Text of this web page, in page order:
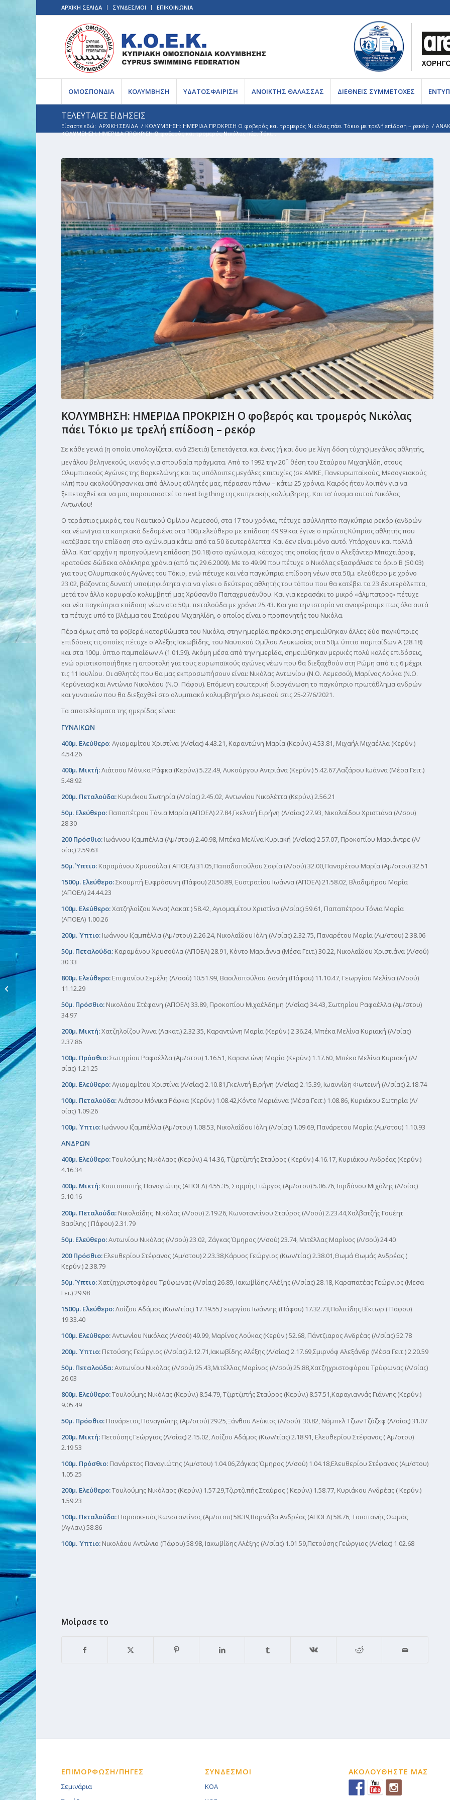
ΑΡΧΙΚΗ ΣΕΛΙΔΑ ΣΥΝΔΕΣΜΟΙ ΕΠΙΚΟΙΝΩΝΙΑ
ΟΜΟΣΠΟΝΔΙΑ ΚΟΛΥΜΒΗΣΗ ΥΔΑΤΟΣΦΑΙΡΙΣΗ ΑΝΟΙΚΤΗΣ ΘΑΛΑΣΣΑΣ ΔΙΕΘΝΕΙΣ ΣΥΜΜΕΤΟΧΕΣ
ΤΕΛΕΥΤΑΙΕΣ ΕΙΔΗΣΕΙΣ
Είσαστε εδώ: ΑΡΧΙΚΗ ΣΕΛΙΔΑ / ΚΟΛΥΜΒΗΣΗ: ΗΜΕΡΙΔΑ ΠΡΟΚΡΙΣΗ Ο φοβερός και τρομερός Νικόλας πάει Τόκιο με τρελή επίδοση – ρεκόρ /
ΚΟΛΥΜΒΗΣΗ: ΗΜΕΡΙΔΑ ΠΡΟΚΡΙΣΗ Ο φοβερός και τρομερός Νικόλας πάει Τόκι...
ΚΟΛΥΜΒΗΣΗ: ΗΜΕΡΙΔΑ ΠΡΟΚΡΙΣΗ Ο φοβερός και τρομερός Νικόλας
πάει Τόκιο με τρελή επίδοση – ρεκόρ
Σε κάθε γενιά (η οποία υπολογίζεται ανά 25ετιά) ξεπετάγεται και ένας (ή και δυο με λίγη δόση τύχης) μεγάλος αθλητής,
μεγάλου βεληνεκούς, ικανός για σπουδαία πράγματα. Από το 1992 την 20η θέση του Σταύρου Μιχαηλίδη, στους
Ολυμπιακούς Αγώνες της Βαρκελώνης και τις υπόλοιπες μεγάλες επιτυχίες (σε ΑΜΚΕ, Πανευρωπαϊκούς, Μεσογειακούς
κλπ) που ακολούθησαν και από άλλους αθλητές μας, πέρασαν πάνω – κάτω 25 χρόνια. Καιρός ήταν λοιπόν για να
ξεπεταχθεί και να μας παρουσιαστεί το next big thing της κυπριακής κολύμβησης. Και τα’ όνομα αυτού Νικόλας
Αντωνίου!
Ο τεράστιος μικρός, του Ναυτικού Ομίλου Λεμεσού, στα 17 του χρόνια, πέτυχε ασύλληπτο παγκύπριο ρεκόρ (ανδρών
και νέων) για τα κυπριακά δεδομένα στα 100μ.ελεύθερο με επίδοση 49.99 και έγινε ο πρώτος Κύπριος αθλητής που
κατέβασε την επίδοση στο αγώνισμα κάτω από τα 50 δευτερόλεπτα! Και δεν είναι μόνο αυτό. Υπάρχουν και πολλά
άλλα. Κατ’ αρχήν η προηγούμενη επίδοση (50.18) στο αγώνισμα, κάτοχος της οποίας ήταν ο Αλεξάντερ Μπαχτιάροφ,
κρατούσε δώδεκα ολόκληρα χρόνια (από τις 29.6.2009). Με το 49.99 που πέτυχε ο Νικόλας εξασφάλισε το όριο Β (50.03)
για τους Ολυμπιακούς Αγώνες του Τόκιο, ενώ πέτυχε και νέα παγκύπρια επίδοση νέων στα 50μ. ελεύθερο με χρόνο
23.02, βάζοντας δυνατή υποψηφιότητα για να γίνει ο δεύτερος αθλητής του τόπου που θα κατέβει τα 23 δευτερόλεπτα,
μετά τον άλλο κορυφαίο κολυμβητή μας Χρύσανθο Παπαχρυσάνθου. Και για κερασάκι το μικρό «άλμπατρος» πέτυχε
και νέα παγκύπρια επίδοση νέων στα 50μ. πεταλούδα με χρόνο 25.43. Και για την ιστορία να αναφέρουμε πως όλα αυτά
τα πέτυχε υπό το βλέμμα του Σταύρου Μιχαηλίδη, ο οποίος είναι ο προπονητής του Νικόλα.
Πέρα όμως από τα φοβερά κατορθώματα του Νικόλα, στην ημερίδα πρόκρισης σημειώθηκαν άλλες δύο παγκύπριες
επιδόσεις τις οποίες πέτυχε ο Αλέξης Ιακωβίδης, του Ναυτικού Ομίλου Λευκωσίας στα 50μ. ύπτιο παμπαίδων Α (28.18)
και στα 100μ. ύπτιο παμπαίδων Α (1.01.59). Ακόμη μέσα από την ημερίδα, σημειώθηκαν μερικές πολύ καλές επιδόσεις,
ενώ οριστικοποιήθηκε η αποστολή για τους ευρωπαϊκούς αγώνες νέων που θα διεξαχθούν στη Ρώμη από τις 6 μέχρι
τις 11 Ιουλίου. Οι αθλητές που θα μας εκπροσωπήσουν είναι: Νικόλας Αντωνίου (Ν.Ο. Λεμεσού), Μαρίνος Λούκα (Ν.Ο.
Κερύνειας) και Αντώνιο Νικολάου (Ν.Ο. Πάφου). Επόμενη εσωτερική διοργάνωση το παγκύπριο πρωτάθλημα ανδρών
και γυναικών που θα διεξαχθεί στο ολυμπιακό κολυμβητήριο Λεμεσού στις 25-27/6/2021.
Τα αποτελέσματα της ημερίδας είναι:
ΓΥΝΑΙΚΩΝ
400μ. Ελεύθερο: Αγιομαμίτου Χριστίνα (Λ/σίας) 4.43.21, Καραντώνη Μαρία (Κερύν.) 4.53.81, Μιχαήλ Μιχαέλλα (Κερύν.)
4.54.26
400μ. Μικτή:Λιάτσου Μόνικα Ράφκα (Κερύν.) 5.22.49, Λυκούργου Αντριάνα (Κερύν.) 5.42.67,Λαζάρου Ιωάννα (Μέσα Γειτ.)
5.48.92
200μ. Πεταλούδα: Κυριάκου Σωτηρία (Λ/σίας) 2.45.02, Αντωνίου Νικολέττα (Κερύν.) 2.56.21
50μ. Ελεύθερο: Παπαπέτρου Τόνια Μαρία (ΑΠΟΕΛ) 27.84,Γκελντή Ειρήνη (Λ/σίας) 27.93, Νικολαΐδου Χριστιάνα (Λ/σου)
28.30
200 Πρόσθιο: Ιωάννου Ιζαμπέλλα (Αμ/στου) 2.40.98, Μπέκα Μελίνα Κυριακή (Λ/σίας) 2.57.07, Προκοπίου Μαριάντρε (Λ/
σίας) 2.59.63
50μ. Ύπτιο: Καραμάνου Χρυσούλα ( ΑΠΟΕΛ) 31.05,Παπαδοπούλου Σοφία (Λ/σού) 32.00,Παναρέτου Μαρία (Αμ/στου) 32.51
1500μ. Ελεύθερο:Σκουμπή Ευφρόσυνη (Πάφου) 20.50.89, Ευστρατίου Ιωάννα (ΑΠΟΕΛ) 21.58.02, Βλαδιμήρου Μαρία
(ΑΠΟΕΛ) 24.44.23
100μ. Ελεύθερο:Χατζηλοίζου Άννα( Λακατ.) 58.42, Αγιομαμίτου Χριστίνα (Λ/σίας) 59.61, Παπαπέτρου Τόνια Μαρία
(ΑΠΟΕΛ) 1.00.26
200μ. Ύπτιο: Ιωάννου Ιζαμπέλλα (Αμ/στου) 2.26.24, Νικολαΐδου Ιόλη (Λ/σίας) 2.32.75, Παναρέτου Μαρία (Αμ/στου) 2.38.06
50μ. Πεταλούδα: Καραμάνου Χρυσούλα (ΑΠΟΕΛ) 28.91, Κόντο Μαριάννα (Μέσα Γειτ.) 30.22, Νικολαΐδου Χριστιάνα (Λ/σού)
30.33
800μ. Ελεύθερο: Επιφανίου Σεμέλη (Λ/σού) 10.51.99, Βασιλοπούλου Δανάη (Πάφου) 11.10.47, Γεωργίου Μελίνα (Λ/σού)
11.12.29
50μ. Πρόσθιο: Νικολάου Στέφανη (ΑΠΟΕΛ) 33.89, Προκοπίου Μιχαέλδημη (Λ/σίας) 34.43, Σωτηρίου Ραφαέλλα (Αμ/στου)
34.97
200μ. Μικτή:Χατζηλοίζου Άννα (Λακατ.) 2.32.35, Καραντώνη Μαρία (Κερύν.) 2.36.24, Μπέκα Μελίνα Κυριακή (Λ/σίας)
2.37.86
100μ. Πρόσθιο:Σωτηρίου Ραφαέλλα (Αμ/στου) 1.16.51, Καραντώνη Μαρία (Κερύν.) 1.17.60, Μπέκα Μελίνα Κυριακή (Λ/
σίας) 1.21.25
200μ. Ελεύθερο:Αγιομαμίτου Χριστίνα (Λ/σίας) 2.10.81,Γκελντή Ειρήνη (Λ/σίας) 2.15.39, Ιωαννίδη Φωτεινή (Λ/σίας) 2.18.74
100μ. Πεταλούδα:Λιάτσου Μόνικα Ράφκα (Κερύν.) 1.08.42,Κόντο Μαριάννα (Μέσα Γειτ.) 1.08.86, Κυριάκου Σωτηρία (Λ/
σίας) 1.09.26
100μ. Ύπτιο: Ιωάννου Ιζαμπέλλα (Αμ/στου) 1.08.53, Νικολαΐδου Ιόλη (Λ/σίας) 1.09.69, Πανάρετου Μαρία (Αμ/στου) 1.10.93
ΑΝΔΡΩΝ
400μ. Ελεύθερο:Τουλούμης Νικόλαος (Κερύν.) 4.14.36, Τζιρτζιπής Σταύρος ( Κερύν.) 4.16.17, Κυριάκου Ανδρέας (Κερύν.)
4.16.34
400μ. Μικτή: Κουτσιουπής Παναγιώτης (ΑΠΟΕΛ) 4.55.35, Σαρρής Γιώργος (Αμ/στου) 5.06.76, Ιορδάνου Μιχάλης (Λ/σίας)
5.10.16
200μ. Πεταλούδα: Νικολαΐδης Νικόλας (Λ/σου) 2.19.26, Κωνσταντίνου Σταύρος (Λ/σού) 2.23.44,Χαλβατζής Γουέητ
Βασίλης ( Πάφου) 2.31.79
50μ. Ελεύθερο:Αντωνίου Νικόλας (Λ/σού) 23.02, Ζάγκας Όμηρος (Λ/σού) 23.74, Μιτέλλας Μαρίνος (Λ/σού) 24.40
200 Πρόσθιο: Ελευθερίου Στέφανος (Αμ/στου) 2.23.38,Κάρυος Γεώργιος (Κων/τίας) 2.38.01,Θωμά Θωμάς Ανδρέας (
Κερύν.) 2.38.79
50μ. Ύπτιο:Χατζηχριστοφόρου Τρύφωνας (Λ/σίας) 26.89, Ιακωβίδης Αλέξης (Λ/σίας) 28.18, Καραπατέας Γεώργιος (Μεσα
Γει.) 29.98
1500μ. Ελεύθερο:Λοίζου Αδάμος (Κων/τίας) 17.19.55,Γεωργίου Ιωάννης (Πάφου) 17.32.73,Πολιτίδης Βίκτωρ ( Πάφου)
19.33.40
100μ. Ελεύθερο:Αντωνίου Νικόλας (Λ/σού) 49.99, Μαρίνος Λούκας (Κερύν.) 52.68, Πάντζιαρος Ανδρέας (Λ/σίας) 52.78
200μ. Ύπτιο: Πετούσης Γεώργιος (Λ/σίας) 2.12.71,Ιακωβίδης Αλέξης (Λ/σίας) 2.17.69,Σμιρνόφ Αλεξάνδρ (Μέσα Γειτ.) 2.20.59
50μ. Πεταλούδα:Αντωνίου Νικόλας (Λ/σού) 25.43,Μιτέλλας Μαρίνος (Λ/σού) 25.88,Χατζηχριστοφόρου Τρύφωνας (Λ/σίας)
26.03
800μ. Ελεύθερο:Τουλούμης Νικόλας (Κερύν.) 8.54.79, Τζιρτζιπής Σταύρος (Κερύν.) 8.57.51,Καραγιαννάς Γιάννης (Κερύν.)
9.05.49
50μ. Πρόσθιο: Πανάρετος Παναγιώτης (Αμ/στού) 29.25,Ξάνθου Λεύκιος (Λ/σού) 30.82, Νόμπελ Τζων Τζόζεφ (Λ/σίας) 31.07
200μ. Μικτή: Πετούσης Γεώργιος (Λ/σίας) 2.15.02, Λοίζου Αδάμος (Κων/τίας) 2.18.91, Ελευθερίου Στέφανος ( Αμ/στου)
2.19.53
100μ. Πρόσθιο: Πανάρετος Παναγιώτης (Αμ/στου) 1.04.06,Ζάγκας Όμηρος (Λ/σού) 1.04.18,Ελευθερίου Στέφανος (Αμ/στου)
1.05.25
200μ. Ελεύθερο:Τουλούμης Νικόλαος (Κερύν.) 1.57.29,Τζιρτζιπής Σταύρος ( Κερύν.) 1.58.77, Κυριάκου Ανδρέας ( Κερύν.)
1.59.23
100μ. Πεταλούδα: Παρασκευάς Κωνσταντίνος (Αμ/στου) 58.39,Βαρνάβα Ανδρέας (ΑΠΟΕΛ) 58.76, Τσιοπανής Θωμάς
(Αγλαν.) 58.86
100μ. Ύπτιο: Νικολάου Αντώνιο (Πάφου) 58.98, Ιακωβίδης Αλέξης (Λ/σίας) 1.01.59,Πετούσης Γεώργιος (Λ/σίας) 1.02.68
Μοίρασε το
ΕΠΙΜΟΡΦΩΣΗ/ΠΗΓΕΣ
Σεμινάρια
ΣΥΝΔΕΣΜΟΙ
KOA
ΑΚΟΛΟΥΘΗΣΤΕ ΜΑΣ
ΚΟΛΥΜΒΗΣΗ: ΗΜΕΡΙΔΑ
ΠΡΟΚΡΙΣΗΣ Άλλη μια